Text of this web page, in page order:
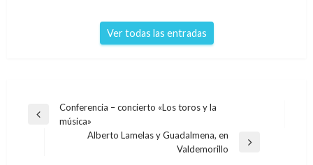
Ver todas las entradas
Navegación
Entrada
Conferencia – concierto «Los toros y la
música»
Alberto Lamelas y Guadalmena, en
Valdemorillo